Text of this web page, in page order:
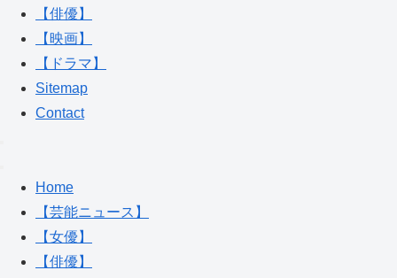
【俳優】
【映画】
【ドラマ】
Sitemap
Contact
Home
【芸能ニュース】
【女優】
【俳優】